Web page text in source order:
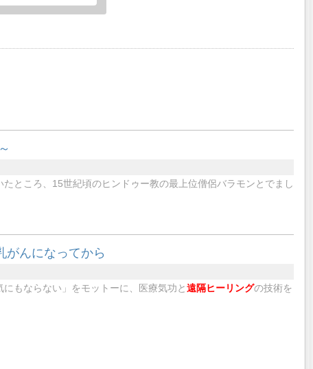
ところ、15世紀頃のヒンドゥー教の最上位僧侶バラモンとでまし
がんになってから
もならない」をモットーに、医療気功と 遠隔ヒーリングの技術を